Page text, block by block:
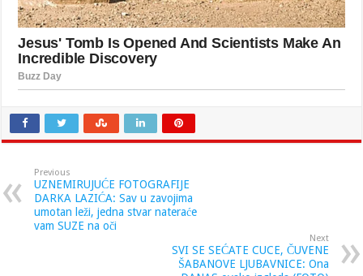
Previous
UZNEMIRUJUĆE FOTOGRAFIJE
DARKA LAZIĆA: Sav u zavojima
umotan leži, jedna stvar nateraće
vam SUZE na oči
Next
SVI SE SEĆATE CUCE, ČUVENE
ŠABANOVE LJUBAVNICE: Ona